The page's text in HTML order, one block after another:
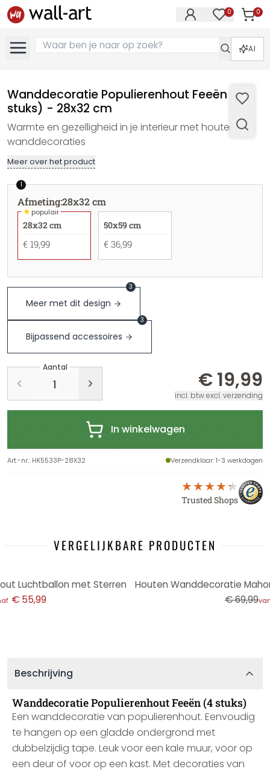
0 0
AI
Wanddecoratie Populierenhout Feeën (4
stuks) - 28x32 cm
Warmte en gezelligheid in je interieur met houten
wanddecoraties
Meer over het product
1
Afmeting:28x32 cm
★populair
28x32 cm
€ 19,99
50x59 cm
€ 36,99
Meer met dit design
3
Bijpassend accessoires
3
Aantal
€ 19,99
incl. btw excl. verzending
In winkelwagen
Art.-nr.: HK5533P-28X32 Verzendklaar: 1-3 werkdagen
Trusted Shops
VERGELIJKBARE PRODUCTEN
Luchtballon met Sterren
€ 55,99 € 69,99
Beschrijving
Wanddecoratie Populierenhout Feeën (4 stuks)
Een wanddecoratie van populierenhout. Eenvoudig
te hangen op een gladde ondergrond met
dubbelzijdig tape. Leuk voor een kale muur, voor op
een deur of voor op een kast. Met decoraties van